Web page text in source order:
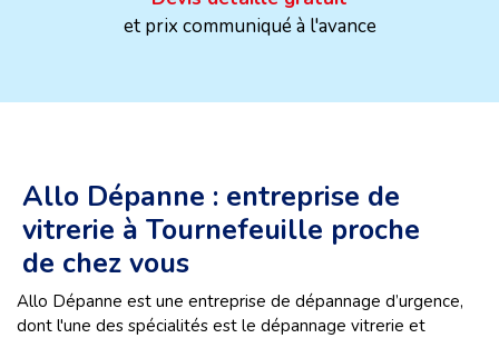
et prix communiqué à l'avance
Allo Dépanne : entreprise de
vitrerie à Tournefeuille proche
de chez vous
Allo Dépanne est une entreprise de dépannage d’urgence,
dont l'une des spécialités est le dépannage vitrerie et